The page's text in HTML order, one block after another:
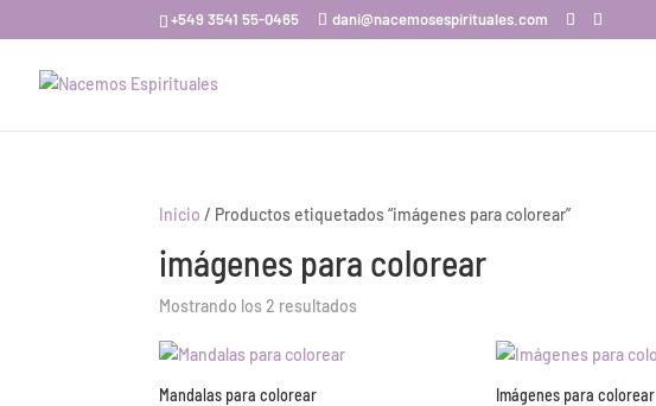
+549 3541 55-0465 dani@nacemosespirituales.com
Inicio / Productos etiquetados “imágenes para colorear”
imágenes para colorear
Mostrando los 2 resultados
Mandalas para colorear
Imágenes para colorear